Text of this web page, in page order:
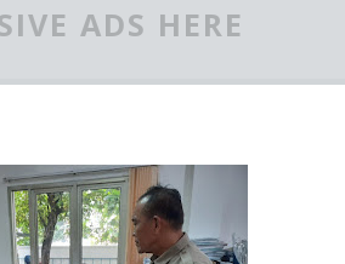
ADS HERE